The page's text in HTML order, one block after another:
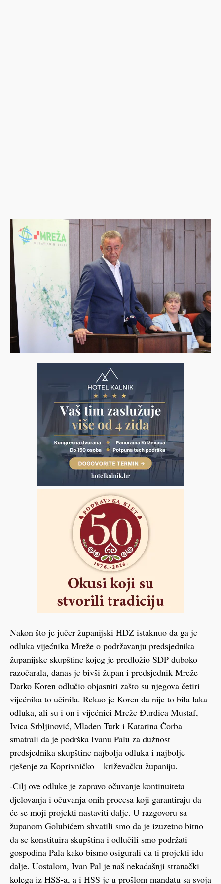
Nakon što je jučer županijski HDZ istaknuo da ga je
odluka vijećnika Mreže o podržavanju predsjednika
županijske skupštine kojeg je predložio SDP duboko
razočarala, danas je bivši župan i predsjednik Mreže
Darko Koren odlučio objasniti zašto su njegova četiri
vijećnika to učinila. Rekao je Koren da nije to bila laka
odluka, ali su i on i vijećnici Mreže Đurđica Mustaf,
Ivica Srbljinović, Mladen Turk i Katarina Čorba
smatrali da je podrška Ivanu Palu za dužnost
predsjednika skupštine najbolja odluka i najbolje
rješenje za Koprivničko – križevačku županiju.
-Cilj ove odluke je zapravo očuvanje kontinuiteta
djelovanja i očuvanja onih procesa koji garantiraju da
će se moji projekti nastaviti dalje. U razgovoru sa
županom Golubićem shvatili smo da je izuzetno bitno
da se konstituira skupština i odlučili smo podržati
gospodina Pala kako bismo osigurali da ti projekti idu
dalje. Uostalom, Ivan Pal je naš nekadašnji stranački
kolega iz HSS-a, a i HSS je u prošlom mandatu sa svoja